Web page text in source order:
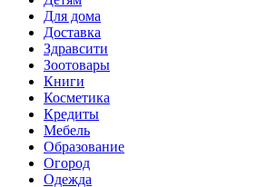
Для дома
Доставка
Здравсити
Зоотовары
Книги
Косметика
Кредиты
Мебель
Образование
Огород
Одежда